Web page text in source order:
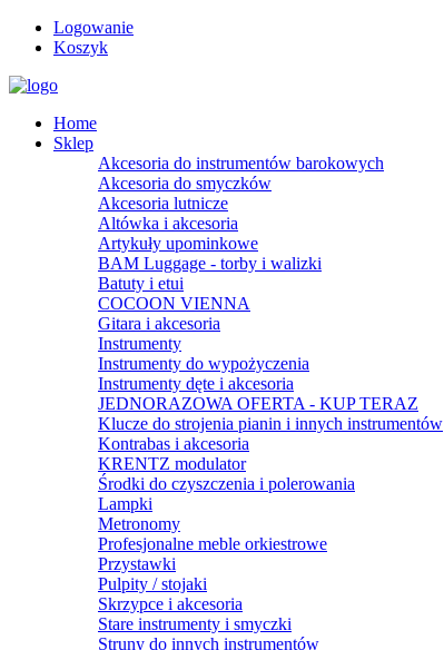
Logowanie
Koszyk
Home
Sklep
Akcesoria do instrumentów barokowych
Akcesoria do smyczków
Akcesoria lutnicze
Altówka i akcesoria
Artykuły upominkowe
BAM Luggage - torby i walizki
Batuty i etui
COCOON VIENNA
Gitara i akcesoria
Instrumenty
Instrumenty do wypożyczenia
Instrumenty dęte i akcesoria
JEDNORAZOWA OFERTA - KUP TERAZ
Klucze do strojenia pianin i innych instrumentów
Kontrabas i akcesoria
KRENTZ modulator
Środki do czyszczenia i polerowania
Lampki
Metronomy
Profesjonalne meble orkiestrowe
Przystawki
Pulpity / stojaki
Skrzypce i akcesoria
Stare instrumenty i smyczki
Struny do innych instrumentów